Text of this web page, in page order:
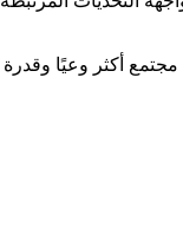
أكثر وعيًا